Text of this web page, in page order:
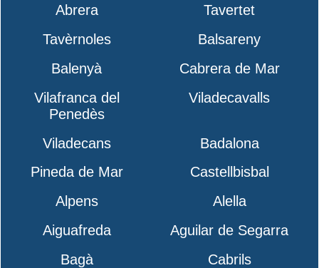
Abrera
Tavertet
Tavèrnoles
Balsareny
Balenyà
Cabrera de Mar
Vilafranca del
Penedès
Viladecavalls
Viladecans
Badalona
Pineda de Mar
Castellbisbal
Alpens
Alella
Aiguafreda
Aguilar de Segarra
Bagà
Cabrils